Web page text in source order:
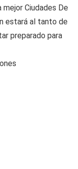
Ciudades De
estará al tanto de
preparado para